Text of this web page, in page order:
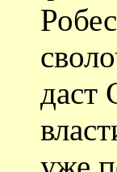
даст